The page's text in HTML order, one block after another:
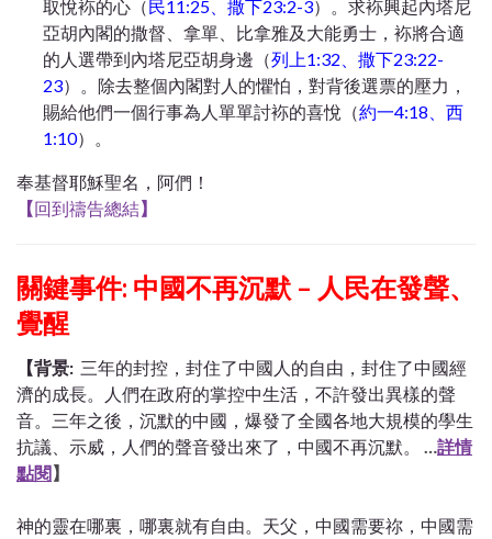
取悅袮的心（民11:25、撒下23:2-3）。求袮興起內塔尼
亞胡內閣的撒督、拿單、比拿雅及大能勇士，袮將合適
的人選帶到內塔尼亞胡身邊（列上1:32、撒下23:22-
23）。除去整個內閣對人的懼怕，對背後選票的壓力，
賜給他們一個行事為人單單討袮的喜悅（約一4:18、西
1:10）。
奉基督耶穌聖名，阿們！
【回到禱告總結】
關鍵事件: 中國不再沉默 – 人民在發聲、
覺醒
【背景: 三年的封控，封住了中國人的自由，封住了中國經
濟的成長。人們在政府的掌控中生活，不許發出異樣的聲
音。三年之後，沉默的中國，爆發了全國各地大規模的學生
抗議、示威，人們的聲音發出來了，中國不再沉默。
詳情
點閱】
神的靈在哪裏，哪裏就有自由。天父，中國需要祢，中國需